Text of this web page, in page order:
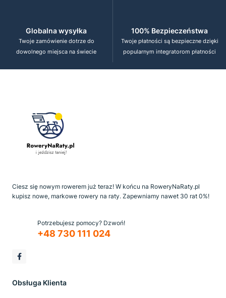
Globalna wysyłka
Twoje zamówienie dotrze do
dowolnego miejsca na świecie
100% Bezpieczeństwa
Twoje płatności są bezpieczne dzięki
popularnym integratorom płatności
Ciesz się nowym rowerem już teraz! W końcu na RoweryNaRaty.pl
kupisz nowe, markowe rowery na raty. Zapewniamy nawet 30 rat 0%!
Potrzebujesz pomocy? Dzwoń!
+48 730 111 024
Obsługa Klienta